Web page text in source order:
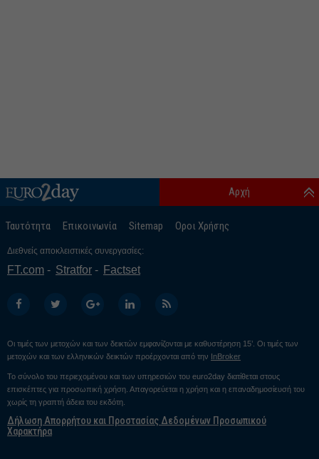
Ταυτότητα Επικοινωνία Sitemap Οροι Χρήσης
Αρχή
Διεθνείς αποκλειστικές συνεργασίες:
FT.com Stratfor Factset
Οι τιμές των μετοχών και των δεικτών εμφανίζονται με καθυστέρηση 15’. Οι τιμές των
μετοχών και των ελληνικών δεικτών προέρχονται από την InBroker
Το σύνολο του περιεχομένου και των υπηρεσιών του euro2day διατίθεται στους
επισκέπτες για προσωπική χρήση. Απαγορεύεται η χρήση και η επαναδημοσίευσή του
χωρίς τη γραπτή άδεια του εκδότη.
Δήλωση Απορρήτου και Προστασίας Δεδομένων Προσωπικού
Χαρακτήρα